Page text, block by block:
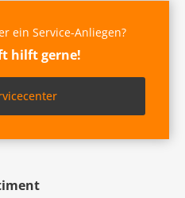
ein Service-Anliegen?
hilft gerne!